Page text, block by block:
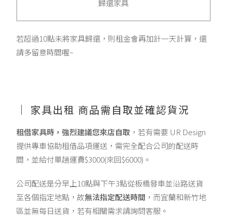
歸還家具
若超過10點未將家具歸還，則租金會再加計一天計算，還
請多留意時間喔~
｜ 家具出租 商品需自取並確認貨況
租借家具時，強烈建議您來店自取 ，若有需要 UR Design
提供專車協助租借品項運送，需完全配合公司的配送時
間，並給付單趟運費$3000(來回$6000)。
公司配送是分早上10點與下午3點從板橋發車並沿路送貨
至各個指定地點，故無法指定配送時間 ，而宜蘭和新竹地
區並無每日送貨，若有相關需求請詢問客服。